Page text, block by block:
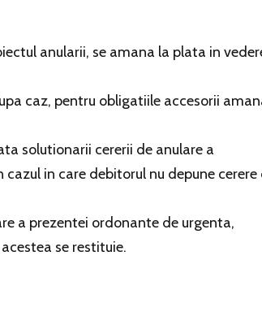
anularii, se amana la plata in
caz, pentru obligatiile accesorii
solutionarii cererii de anulare a
in care debitorul nu depune cerere
a prezentei ordonante de urgenta,
se restituie.